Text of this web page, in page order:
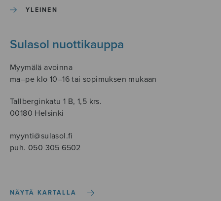
YLEINEN
Sulasol nuottikauppa
Myymälä avoinna
ma–pe klo 10–16 tai sopimuksen mukaan
Tallberginkatu 1 B, 1,5 krs.
00180 Helsinki
myynti@sulasol.fi
puh. 050 305 6502
NÄYTÄ KARTALLA